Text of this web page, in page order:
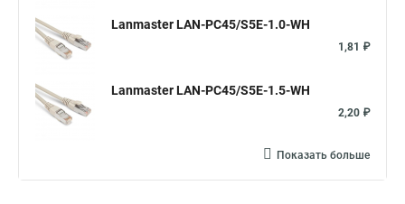
Lanmaster LAN-PC45/S5E-1.0-WH
1,81 ₽
Lanmaster LAN-PC45/S5E-1.5-WH
2,20 ₽
Показать больше